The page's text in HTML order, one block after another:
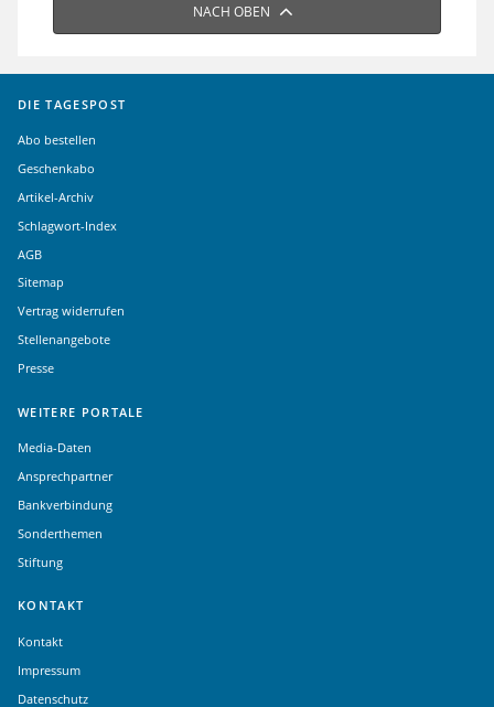
NACH OBEN
DIE TAGESPOST
Abo bestellen
Geschenkabo
Artikel-Archiv
Schlagwort-Index
AGB
Sitemap
Vertrag widerrufen
Stellenangebote
Presse
WEITERE PORTALE
Media-Daten
Ansprechpartner
Bankverbindung
Sonderthemen
Stiftung
KONTAKT
Kontakt
Impressum
Datenschutz